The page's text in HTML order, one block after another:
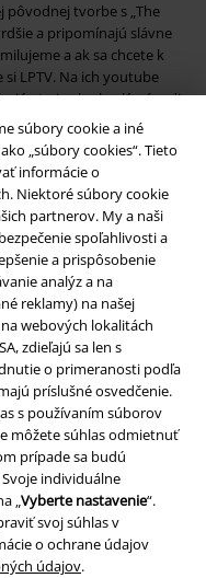
súbory cookie a iné
„súbory cookies“. Tieto
informácie o
Niektoré súbory cookie
partnerov. My a naši
spoľahlivosti a
a prispôsobenie
analýz a na
reklamy) na našej
webových lokalitách
zdieľajú sa len s
o primeranosti podľa
príslušné osvedčenie.
s používaním súborov
môžete súhlas odmietnuť
prípade sa budú
individuálne
„Vyberte nastavenie“.
svoj súhlas v
o ochrane údajov
údajov.
pôvodnej tvorbe s „The
a pripomínajú slávne
a ak sa chcete k
LPTV. Na ich youtube
- to je ale skvelý nápad!
merchandise. Preto vám
Park shopu, ale aj
a tašky od Linkin Park.
fanúšikovia čakali
vystúpenia sa kultová
Park sú späť so svojím
je na čele nová tvár:
Sara, nastupuje ako nová
hlas poznajú a pri
Park sa vracajú ku svojim
deň - je výsledkom rokov
jasné, že Emily nastúpi do
Aj keď mnohí
prechod prijatý, jedno je
jasné, že ich verní